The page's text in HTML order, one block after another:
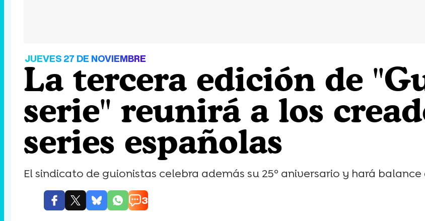
JUEVES 27 DE NOVIEMBRE
La tercera edición de
serie" reunirá a los
series españolas
El sindicato de guionistas celebra además su 25º aniversario y hará
3